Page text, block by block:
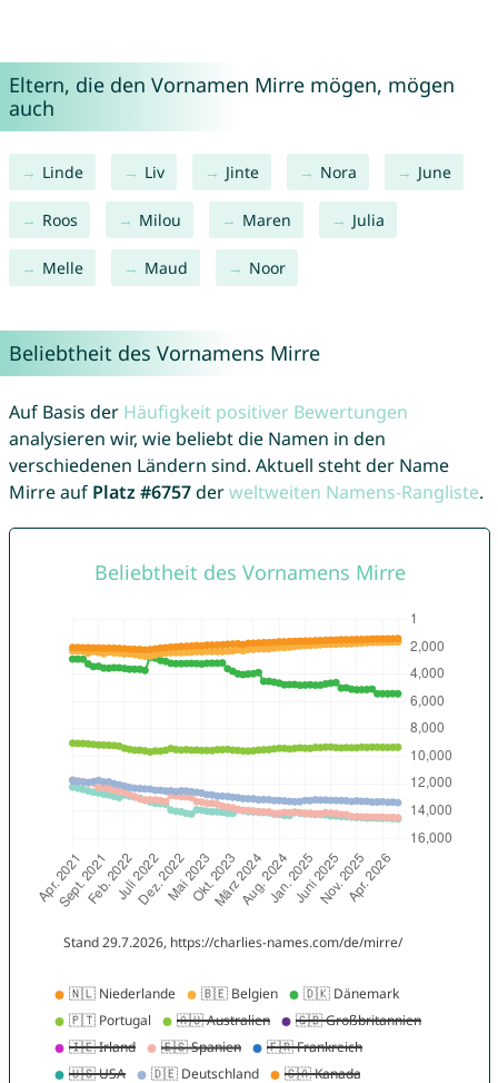
Eltern, die den Vornamen Mirre mögen, mögen
auch
Linde Liv Jinte Nora June
Roos Milou Maren Julia
Melle Maud Noor
Beliebtheit des Vornamens Mirre
Auf Basis der Häufigkeit positiver Bewertungen
analysieren wir, wie beliebt die Namen in den
verschiedenen Ländern sind. Aktuell steht der Name
Mirre auf Platz #6757derweltweiten Namens-Rangliste.